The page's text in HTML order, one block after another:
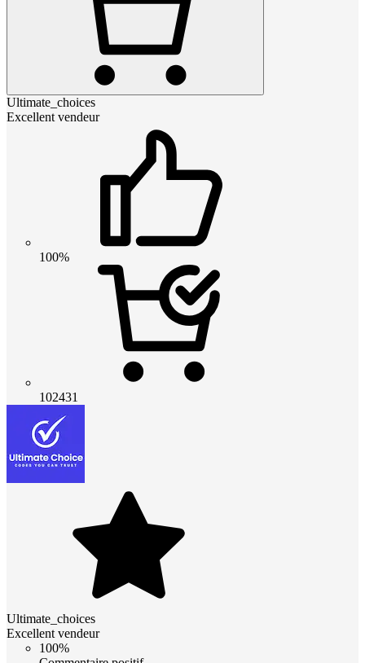
Ultimate_choices
Excellent vendeur
100%
102431
Ultimate_choices
Excellent vendeur
100%